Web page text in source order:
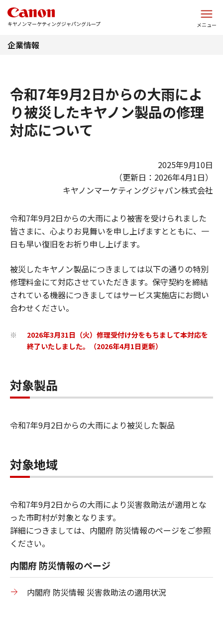
キヤノンマーケティングジャパングループ メニュー
企業情報
令和7年9月2日からの大雨によ
り被災したキヤノン製品の修理
対応について
2025年9月10日
（更新日：2026年4月1日）
キヤノンマーケティングジャパン株式会社
令和7年9月2日からの大雨により被害を受けられました
皆さまに、心よりお見舞いを申し上げますとともに、一
日も早い復旧をお祈り申し上げます。
被災したキヤノン製品につきましては以下の通りの特別
修理料金にて対応させていただきます。保守契約を締結
されている機器につきましてはサービス実施店にお問い
合わせください。
※
2026年3月31日（火）修理受付け分をもちまして本対応を
終了いたしました。（2026年4月1日更新）
対象製品
令和7年9月2日からの大雨により被災した製品
対象地域
令和7年9月2日からの大雨により災害救助法が適用とな
った市町村が対象となります。
詳細につきましては、内閣府 防災情報のページをご参照
ください。
内閣府 防災情報のページ
内閣府 防災情報 災害救助法の適用状況